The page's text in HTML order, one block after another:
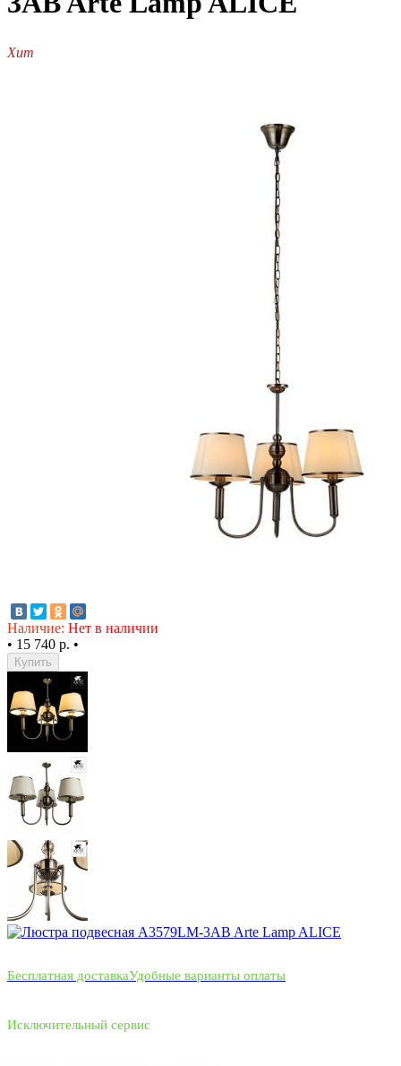
Хит
Наличие: Нет в наличии
• 15 740 р. •
Купить
Бесплатная доставкаУдобные варианты оплаты
Исключительный сервис